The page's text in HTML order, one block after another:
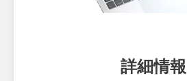
詳細情報